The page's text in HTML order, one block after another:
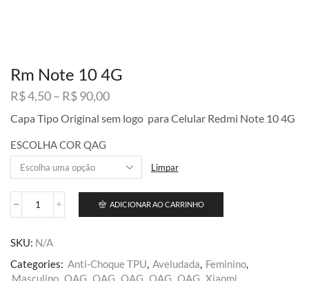
Rm Note 10 4G
R$4,50– R$90,00Faixa
preço:
através
R$ 90,00
Capa Tipo Original sem logo para Celular Redmi Note 10 4G
ESCOLHA COR QAG
Limpar
Rm
4G
quantidade
ADICIONAR AO CARRINHO
SKU: N/A
Categories: Anti-Choque TPU, Aveludada, Feminino,
Masculino, QAG, QAG, QAG, QAG, QAG, Xiaomi